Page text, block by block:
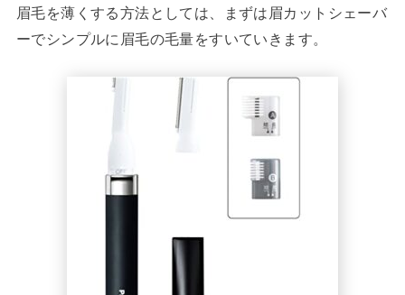
眉毛を薄くする方法としては、まずは眉カットシェーバ
ーでシンプルに眉毛の毛量をすいていきます。